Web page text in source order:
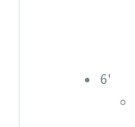
6'